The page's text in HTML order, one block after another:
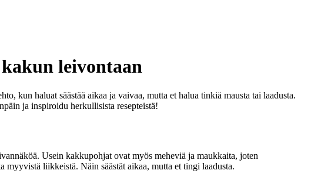
leivontaan
kun haluat säästää aikaa ja vaivaa, mutta et halua tinkiä mausta tai laadusta.
ja inspiroidu herkullisista resepteistä!
Usein kakkupohjat ovat myös meheviä ja maukkaita, joten
liikkeistä. Näin säästät aikaa, mutta et tingi laadusta.